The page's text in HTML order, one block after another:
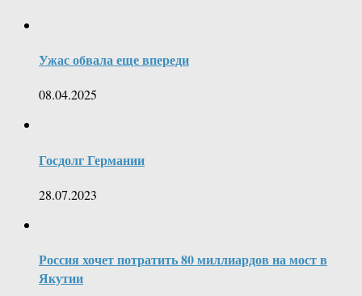
Ужас обвала еще впереди
08.04.2025
Госдолг Германии
28.07.2023
Россия хочет потратить 80 миллиардов на мост в
Якутии